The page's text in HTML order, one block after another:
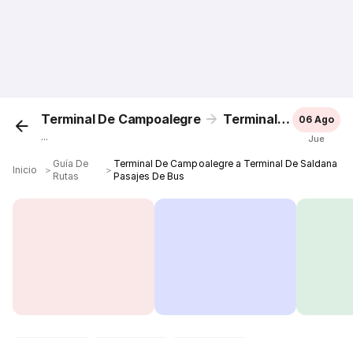
Terminal De Campoalegre Terminal De Saldana
...
06 Ago
Jue
Inicio ＞
Guía De
Rutas
＞
Terminal De Campoalegre a Terminal De Saldana
Pasajes De Bus